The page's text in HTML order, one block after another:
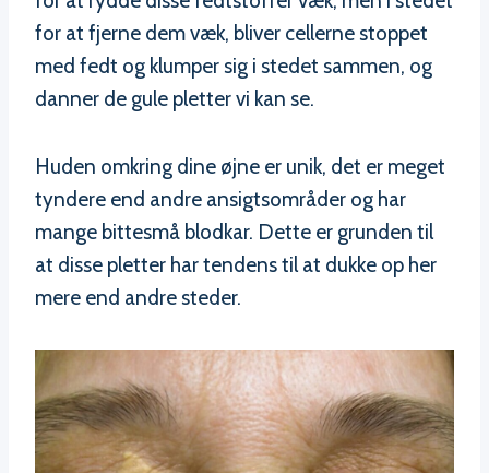
for at fjerne dem væk, bliver cellerne stoppet
med fedt og klumper sig i stedet sammen, og
danner de gule pletter vi kan se.
Huden omkring dine øjne er unik, det er meget
tyndere end andre ansigtsområder og har
mange bittesmå blodkar. Dette er grunden til
at disse pletter har tendens til at dukke op her
mere end andre steder.